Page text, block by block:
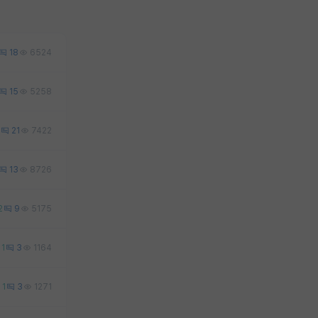
18 6524
15 5258
21 7422
13 8726
9 5175
1 3 1164
1 3 1271